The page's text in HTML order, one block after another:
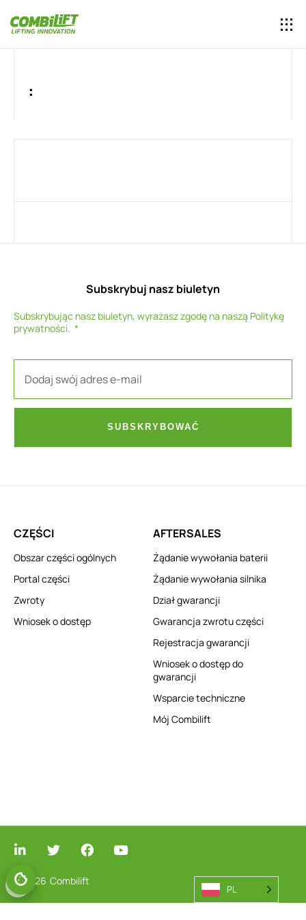
:
Subskrybuj nasz biuletyn
Subskrybując nasz biuletyn, wyrażasz zgodę na naszą Politykę
prywatności.
SUBSKRYBOWAĆ
CZĘŚCI
Obszar części ogólnych
Portal części
Zwroty
Wniosek o dostęp
AFTERSALES
Żądanie wywołania baterii
Żądanie wywołania silnika
Dział gwarancji
Gwarancja zwrotu części
Rejestracja gwarancji
Wniosek o dostęp do
gwarancji
Wsparcie techniczne
Mój Combilift
© 2026 Combilift
PL